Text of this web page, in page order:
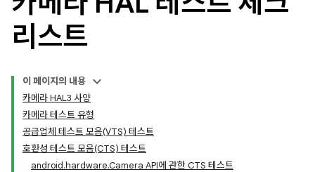
리스트
이 페이지의 내용
카메라 HAL3 사양
카메라 테스트 유형
공급업체 테스트 모음(VTS) 테스트
호환성 테스트 모음(CTS) 테스트
android.hardware.Camera API에 관한 CTS 테스트